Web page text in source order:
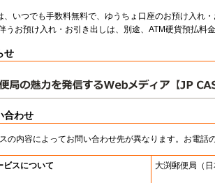
、いつでも手数料無料で、ゆうちょ口座のお預け入れ
うお預け入れ・お引き出しは、別途、ATM硬貨預払料
せ
合わせ
の内容によってお問い合わせ先が異なります。お電話
ビスについて 大渕郵便局 （